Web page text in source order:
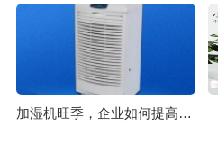
加湿机旺季，企业如何提高产能